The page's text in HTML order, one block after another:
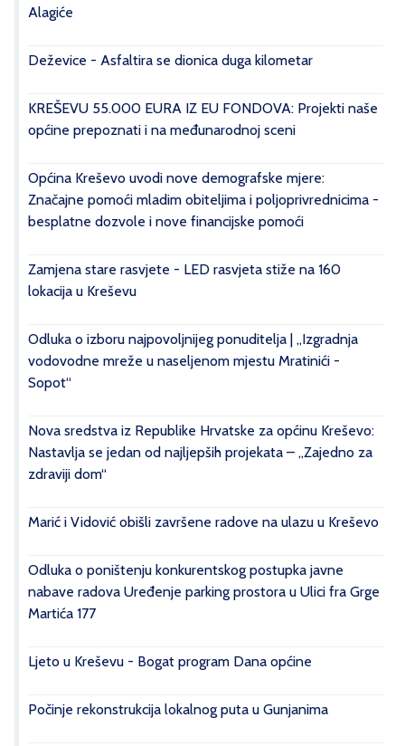
Alagiće
Deževice - Asfaltira se dionica duga kilometar
KREŠEVU 55.000 EURA IZ EU FONDOVA: Projekti naše
općine prepoznati i na međunarodnoj sceni
Općina Kreševo uvodi nove demografske mjere:
Značajne pomoći mladim obiteljima i poljoprivrednicima -
besplatne dozvole i nove financijske pomoći
Zamjena stare rasvjete - LED rasvjeta stiže na 160
lokacija u Kreševu
Odluka o izboru najpovoljnijeg ponuditelja | „Izgradnja
vodovodne mreže u naseljenom mjestu Mratinići -
Sopot“
Nova sredstva iz Republike Hrvatske za općinu Kreševo:
Nastavlja se jedan od najljepših projekata – „Zajedno za
zdraviji dom“
Marić i Vidović obišli završene radove na ulazu u Kreševo
Odluka o poništenju konkurentskog postupka javne
nabave radova Uređenje parking prostora u Ulici fra Grge
Martića 177
Ljeto u Kreševu - Bogat program Dana općine
Počinje rekonstrukcija lokalnog puta u Gunjanima